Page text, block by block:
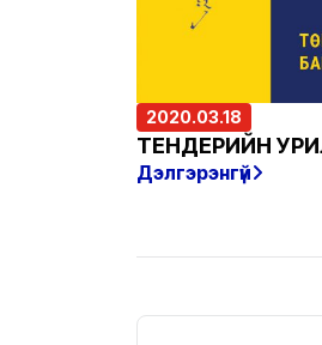
2020.03.18
ТЕНДЕРИЙН
Дэлгэрэнгүй